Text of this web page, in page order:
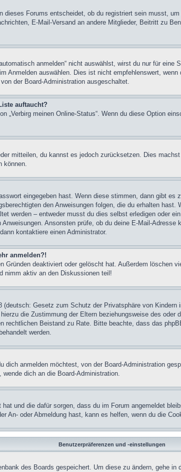
dieses Forums entscheidet, ob du registriert sein musst,
E-Mail-Versand an andere Mitglieder, Beitritt zu
anmelden“ nicht auswählst, wirst du nur für
Anmelden auswählen. Dies ist nicht empfehlenswert,
der Board-Administration ausgeschaltet.
auftaucht?
„Verbirg meinen Online-Status“. Wenn du diese Option
mitteilen, du kannst es jedoch zurücksetzen. Dies
können.
eingegeben hast. Wenn diese stimmen, dann gibt es
den Anweisungen folgen, die du erhalten
werden – entweder musst du dies selbst erledigen oder
Ansonsten prüfe, ob du deine E-Mail-
kontaktiere einen Administrator.
anmelden?!
deaktiviert oder gelöscht hat. Außerdem löschen
nimm aktiv an den Diskussionen teil!
Gesetz zum Schutz der Privatsphäre von
die Zustimmung der Eltern beziehungsweise des
Beistand zu Rate. Bitte beachte, dass das
werden.
anmelden möchtest, von der Board-Administration
dich an die Board-Administration.
und die dafür sorgen, dass du im Forum angemeldet
An- oder Abmeldung hast, kann es helfen, wenn du die
Benutzerpräferenzen und -einstellungen
des Boards gespeichert. Um diese zu ändern, gehe